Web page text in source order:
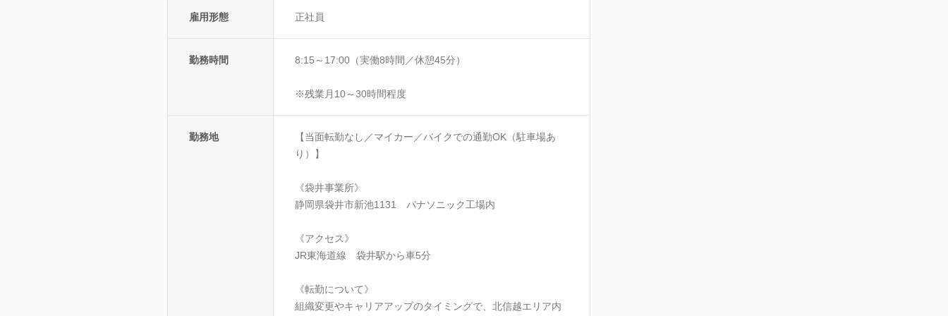
雇用形態 正社員
勤務時間 8:15～17:00（実働8時間／休憩45分）
※残業月10～30時間程度
勤務地
【当面転勤なし／マイカー／バイクでの通勤OK（駐車場あ
り）】
《袋井事業所》
静岡県袋井市新池1131 パナソニック工場内
《アクセス》
JR東海道線 袋井駅から車5分
《転勤について》
組織変更やキャリアアップのタイミングで、北信越エリア内